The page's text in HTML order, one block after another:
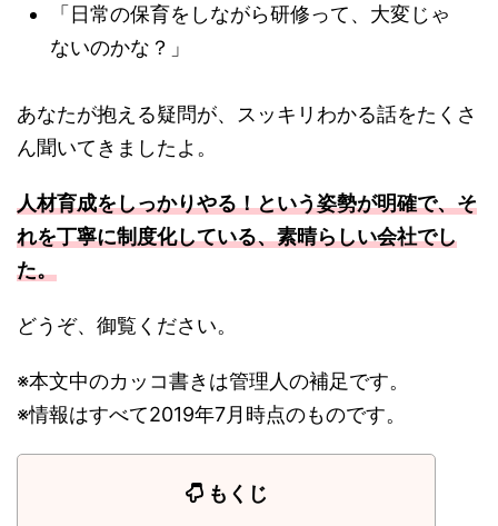
「日常の保育をしながら研修って、大変じゃ
ないのかな？」
あなたが抱える疑問が、スッキリわかる話をたくさ
ん聞いてきましたよ。
人材育成をしっかりやる！という姿勢が明確で、そ
れを丁寧に制度化している、素晴らしい会社でし
た。
どうぞ、御覧ください。
※本文中のカッコ書きは管理人の補足です。
※情報はすべて2019年7月時点のものです。
もくじ